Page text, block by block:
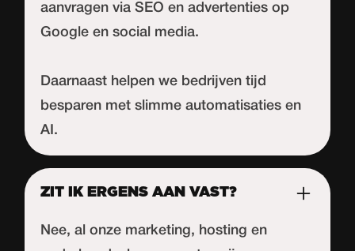
aanvragen via SEO en advertenties op
Google en social media.
Daarnaast helpen we bedrijven tijd
besparen met slimme automatisaties en
AI.
ZIT IK ERGENS AAN VAST?
Nee, al onze marketing, hosting en